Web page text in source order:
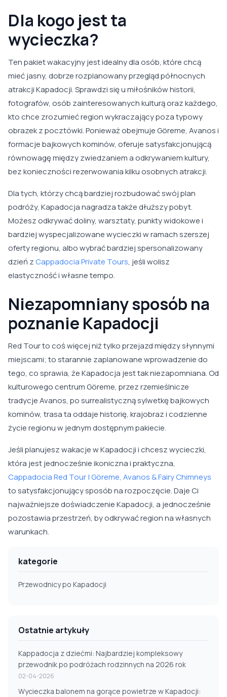
Dla kogo jest ta
wycieczka?
Ten pakiet wakacyjny jest idealny dla osób, które chcą
mieć jasny, dobrze rozplanowany przegląd północnych
atrakcji Kapadocji. Sprawdzi się u miłośników historii,
fotografów, osób zainteresowanych kulturą oraz każdego,
kto chce zrozumieć region wykraczający poza typowy
obrazek z pocztówki. Ponieważ obejmuje Göreme, Avanos i
formacje bajkowych kominów, oferuje satysfakcjonującą
równowagę między zwiedzaniem a odkrywaniem kultury,
bez konieczności rezerwowania kilku osobnych atrakcji.
Dla tych, którzy chcą bardziej rozbudować swój plan
podróży, Kapadocja nagradza także dłuższy pobyt.
Możesz odkrywać doliny, warsztaty, punkty widokowe i
bardziej wyspecjalizowane wycieczki w ramach szerszej
oferty regionu, albo wybrać bardziej spersonalizowany
dzień zCappadocia Private Tours, jeśli wolisz
elastyczność i własne tempo.
Niezapomniany sposób na
poznanie Kapadocji
Red Tour to coś więcej niż tylko przejazd między słynnymi
miejscami; to starannie zaplanowane wprowadzenie do
tego, co sprawia, że Kapadocja jest tak niezapomniana. Od
kulturowego centrum Göreme, przez rzemieślnicze
tradycje Avanos, po surrealistyczną sylwetkę bajkowych
kominów, trasa ta oddaje historię, krajobraz i codzienne
życie regionu w jednym dostępnym pakiecie.
Jeśli planujesz wakacje w Kapadocji i chcesz wycieczki,
która jest jednocześnie ikoniczna i praktyczna,
Cappadocia Red Tour | Göreme, Avanos & Fairy Chimneys
to satysfakcjonujący sposób na rozpoczęcie. Daje Ci
najważniejsze doświadczenie Kapadocji, a jednocześnie
pozostawia przestrzeń, by odkrywać region na własnych
warunkach.
kategorie
Przewodnicy po Kapadocji
Ostatnie artykuły
Kappadocja z dziećmi: Najbardziej kompleksowy
przewodnik po podróżach rodzinnych na 2026 rok
02-04-2026
Wycieczka balonem na gorące powietrze w Kapadocji: